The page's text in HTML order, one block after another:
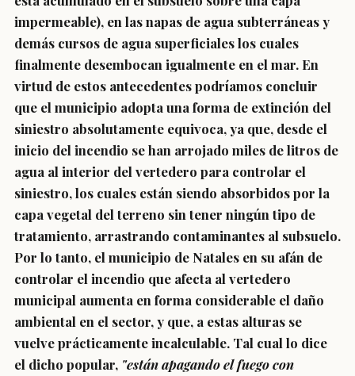
impermeable), en las napas de agua subterráneas y
demás cursos de agua superficiales los cuales
finalmente desembocan igualmente en el mar. En
virtud de estos antecedentes podríamos concluir
que el municipio adopta una forma de extinción del
siniestro absolutamente equivoca, ya que, desde el
inicio del incendio se han arrojado miles de litros de
agua al interior del vertedero para controlar el
siniestro, los cuales están siendo absorbidos por la
capa vegetal del terreno sin tener ningún tipo de
tratamiento, arrastrando contaminantes al subsuelo.
Por lo tanto, el municipio de Natales en su afán de
controlar el incendio que afecta al vertedero
municipal aumenta en forma considerable el daño
ambiental en el sector, y que, a estas alturas se
vuelve prácticamente incalculable. Tal cual lo dice
el dicho popular, "están apagando el fuego con